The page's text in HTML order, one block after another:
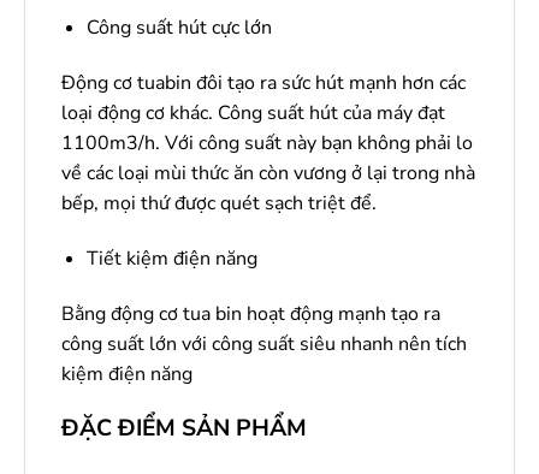
Công suất hút cực lớn
Động cơ tuabin đôi tạo ra sức hút mạnh hơn các
loại động cơ khác. Công suất hút của máy đạt
1100m3/h. Với công suất này bạn không phải lo
về các loại mùi thức ăn còn vương ở lại trong nhà
bếp, mọi thứ được quét sạch triệt để.
Tiết kiệm điện năng
Bằng động cơ tua bin hoạt động mạnh tạo ra
công suất lớn với công suất siêu nhanh nên tích
kiệm điện năng
ĐẶC ĐIỂM SẢN PHẨM